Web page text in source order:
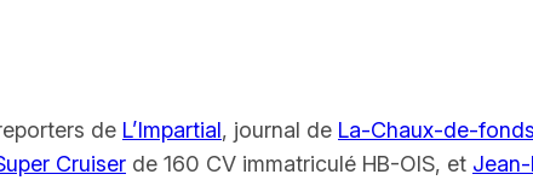
de L’Impartial, journal de La-Chaux-de-fonds
Cruiser de 160 CV immatriculé HB-OIS, et